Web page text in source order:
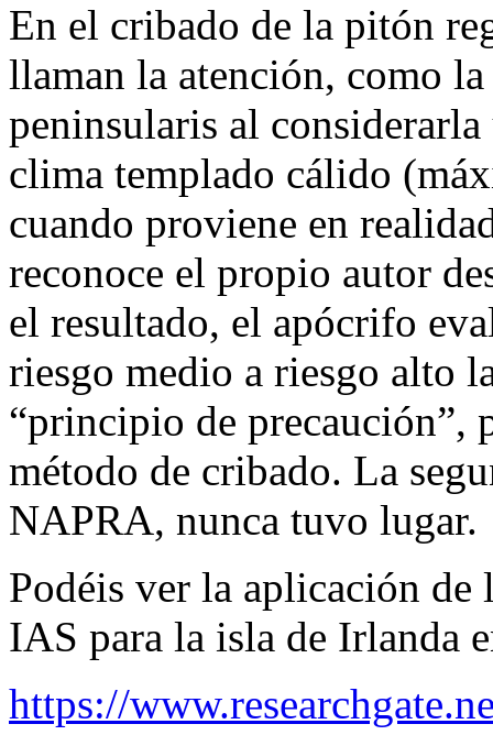
En el cribado de la pitón
llaman la atención, como la
peninsularis al
clima templado cálido
cuando proviene en
reconoce el propio autor
el resultado, el apócrifo
riesgo medio a riesgo alto
“principio de
método de cribado. La
NAPRA, nunca tuvo lugar.
Podéis ver la aplicación
IAS para la isla de Irlanda
https://